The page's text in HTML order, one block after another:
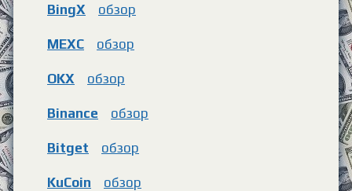
BingX обзор
MEXC обзор
OKX обзор
Binance обзор
Bitget обзор
KuCoin обзор